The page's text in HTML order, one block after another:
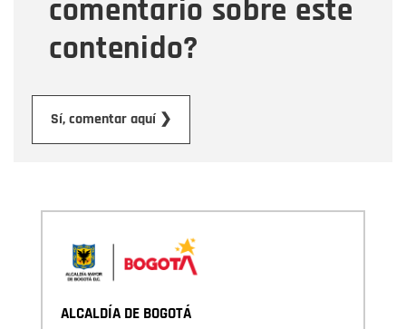
comentario sobre este
contenido?
Sí, comentar aquí ❯
ALCALDÍA DE BOGOTÁ